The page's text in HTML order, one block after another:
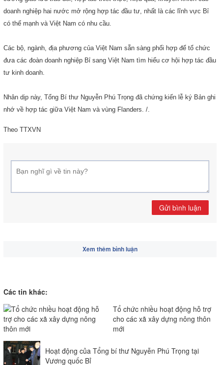
doanh nghiệp hai nước mở rộng hợp tác đầu tư, nhất là các lĩnh vực Bỉ
có thế mạnh và Việt Nam có nhu cầu.
Các bộ, ngành, địa phương của Việt Nam sẵn sàng phối hợp để tổ chức
đưa các đoàn doanh nghiệp Bỉ sang Việt Nam tìm hiểu cơ hội hợp tác đầu
tư kinh doanh.
Nhân dịp này, Tổng Bí thư Nguyễn Phú Trọng đã chứng kiến lễ ký Bản ghi
nhớ về hợp tác giữa Việt Nam và vùng Flanders. /.
Theo TTXVN
Gửi bình luận
Xem thêm bình luận
Các tin khác:
Tổ chức nhiều hoạt động hỗ trợ
cho các xã xây dựng nông thôn
mới
Hoạt động của Tổng bí thư Nguyễn Phú Trọng tại
Vương quốc Bỉ